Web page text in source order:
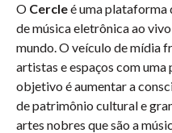
O Cercleé uma plataforma
de música eletrônica ao
mundo. O veículo de mídia
artistas e espaços com
objetivo é aumentar a
de patrimônio cultural e
artes nobres que são a